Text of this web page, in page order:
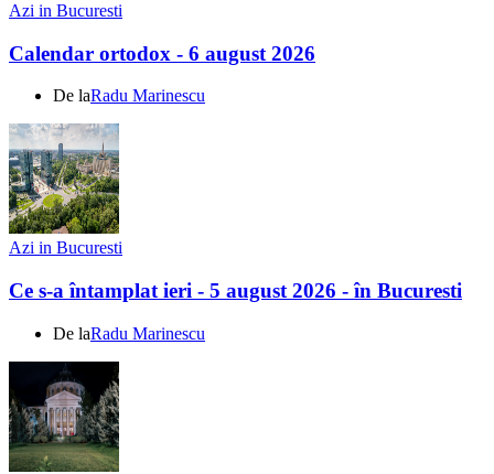
Azi in Bucuresti
Calendar ortodox - 6 august 2026
De laRadu Marinescu
Azi in Bucuresti
Ce s-a întamplat ieri - 5 august 2026 - în Bucuresti
De laRadu Marinescu